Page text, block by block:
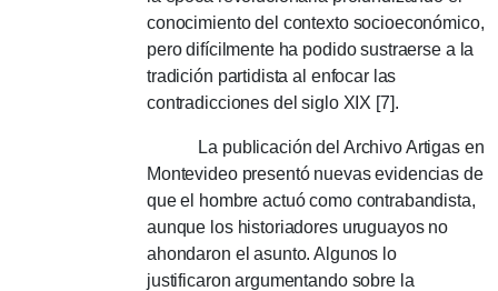
conocimiento del contexto socioeconómico,
pero difícilmente ha podido sustraerse a la
tradición partidista al enfocar las
contradicciones del siglo XIX [7].
La publicación del Archivo Artigas en
Montevideo presentó nuevas evidencias de
que el hombre actuó como contrabandista,
aunque los historiadores uruguayos no
ahondaron el asunto.Algunos lo
justificaron argumentando sobre la